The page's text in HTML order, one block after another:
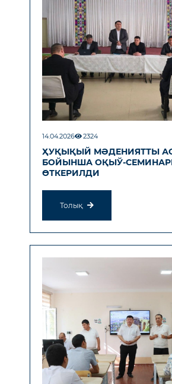
14.04.2026 2324
ҲУҚЫҚЫЙ МӘДЕНИЯТТЫ
БОЙЫНША ОҚЫЎ-
ӨТКЕРИЛДИ
Толық